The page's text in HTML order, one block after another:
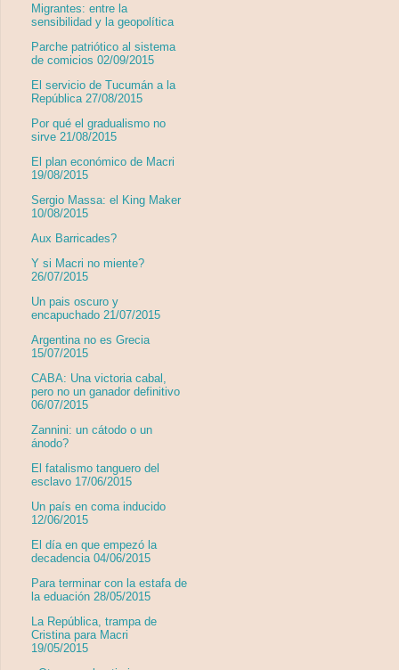
Migrantes: entre la
sensibilidad y la geopolítica
Parche patriótico al sistema
de comicios 02/09/2015
El servicio de Tucumán a la
República 27/08/2015
Por qué el gradualismo no
sirve 21/08/2015
El plan económico de Macri
19/08/2015
Sergio Massa: el King Maker
10/08/2015
Aux Barricades?
Y si Macri no miente?
26/07/2015
Un pais oscuro y
encapuchado 21/07/2015
Argentina no es Grecia
15/07/2015
CABA: Una victoria cabal,
pero no un ganador definitivo
06/07/2015
Zannini: un cátodo o un
ánodo?
El fatalismo tanguero del
esclavo 17/06/2015
Un país en coma inducido
12/06/2015
El día en que empezó la
decadencia 04/06/2015
Para terminar con la estafa de
la eduación 28/05/2015
La República, trampa de
Cristina para Macri
19/05/2015